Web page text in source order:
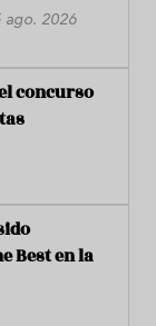
ago. 2026
concurso
Best en la